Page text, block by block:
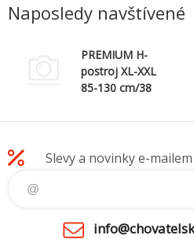
Naposledy navštívené
PREMIUM H-
postroj XL-XXL
85-130 cm/38
Slevy a novinky e-mailem